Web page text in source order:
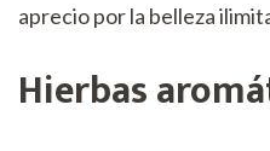
aprecio por la belleza
Hierbas